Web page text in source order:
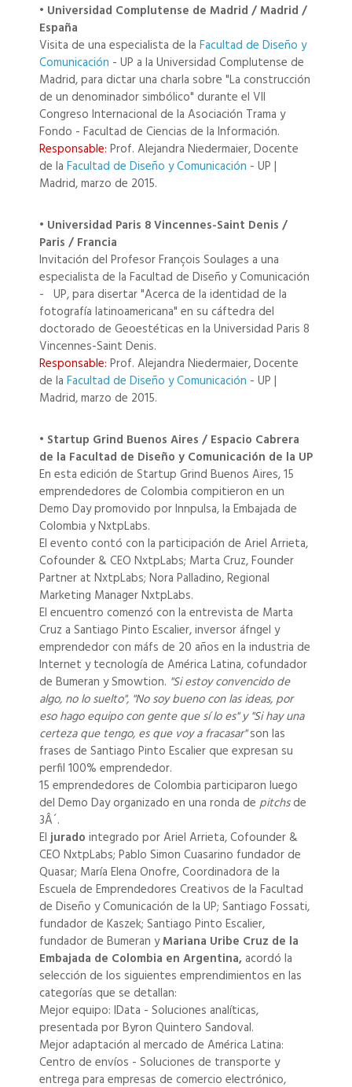
• Universidad Complutense de Madrid / Madrid /
España
Visita de una especialista de la Facultad de Diseño y
Comunicación - UP a la Universidad Complutense de
Madrid, para dictar una charla sobre "La construcción
de un denominador simbólico" durante el VII
Congreso Internacional de la Asociación Trama y
Fondo - Facultad de Ciencias de la Información.
Responsable: Prof. Alejandra Niedermaier, Docente
de la Facultad de Diseño y Comunicación - UP |
Madrid, marzo de 2015.
• Universidad Paris 8 Vincennes-Saint Denis /
Paris / Francia
Invitación del Profesor François Soulages a una
especialista de la Facultad de Diseño y Comunicación
- UP, para disertar "Acerca de la identidad de la
fotografía latinoamericana" en su cáftedra del
doctorado de Geoestéticas en la Universidad Paris 8
Vincennes-Saint Denis.
Responsable: Prof. Alejandra Niedermaier, Docente
de la Facultad de Diseño y Comunicación - UP |
Madrid, marzo de 2015.
• Startup Grind Buenos Aires / Espacio Cabrera
de la Facultad de Diseño y Comunicación de la UP
En esta edición de Startup Grind Buenos Aires, 15
emprendedores de Colombia compitieron en un
Demo Day promovido por Innpulsa, la Embajada de
Colombia y NxtpLabs.
El evento contó con la participación de Ariel Arrieta,
Cofounder & CEO NxtpLabs; Marta Cruz, Founder
Partner at NxtpLabs; Nora Palladino, Regional
Marketing Manager NxtpLabs.
El encuentro comenzó con la entrevista de Marta
Cruz a Santiago Pinto Escalier, inversor áfngel y
emprendedor con máfs de 20 años en la industria de
Internet y tecnología de América Latina, cofundador
de Bumeran y Smowtion. "Si estoy convencido de
algo, no lo suelto", "No soy bueno con las ideas, por
eso hago equipo con gente que sí lo es" y "Si hay una
certeza que tengo, es que voy a fracasar"son las
frases de Santiago Pinto Escalier que expresan su
perfil 100% emprendedor.
15 emprendedores de Colombia participaron luego
del Demo Day organizado en una ronda de pitchsde
3Â´.
Eljurado integrado por Ariel Arrieta, Cofounder &
CEO NxtpLabs; Pablo Simon Cuasarino fundador de
Quasar; María Elena Onofre, Coordinadora de la
Escuela de Emprendedores Creativos de la Facultad
de Diseño y Comunicación de la UP; Santiago Fossati,
fundador de Kaszek; Santiago Pinto Escalier,
fundador de Bumeran yMariana Uribe Cruz de la
Embajada de Colombia en Argentina,acordó la
selección de los siguientes emprendimientos en las
categorías que se detallan:
Mejor equipo: IData - Soluciones analíticas,
presentada por Byron Quintero Sandoval.
Mejor adaptación al mercado de América Latina:
Centro de envíos - Soluciones de transporte y
entrega para empresas de comercio electrónico,